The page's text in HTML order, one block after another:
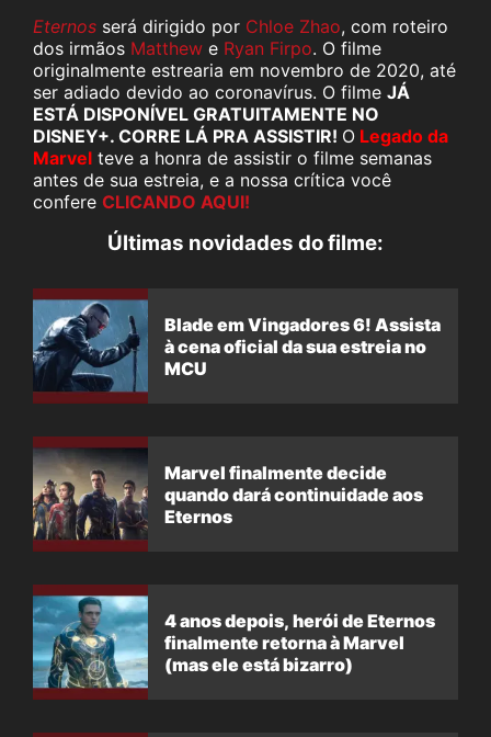
Eternos será dirigido por Chloe Zhao, com roteiro
dos irmãos Matthew e Ryan Firpo. O filme
originalmente estrearia em novembro de 2020, até
ser adiado devido ao coronavírus. O filme JÁ
ESTÁ DISPONÍVEL GRATUITAMENTE NO
DISNEY+. CORRE LÁ PRA ASSISTIR! O Legado da
Marvel teve a honra de assistir o filme semanas
antes de sua estreia, e a nossa crítica você
confere CLICANDO AQUI!
Últimas novidades do filme:
Blade em Vingadores 6! Assista
à cena oficial da sua estreia no
MCU
Marvel finalmente decide
quando dará continuidade aos
Eternos
4 anos depois, herói de Eternos
finalmente retorna à Marvel
(mas ele está bizarro)